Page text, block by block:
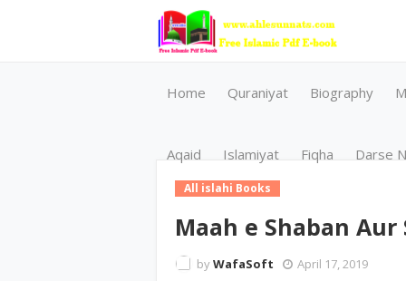
Home Quraniyat Biography
Aqaid Islamiyat Fiqha Darse
All islahi Books
Maah e Shaban Aur
byWafaSoft April 17, 2019